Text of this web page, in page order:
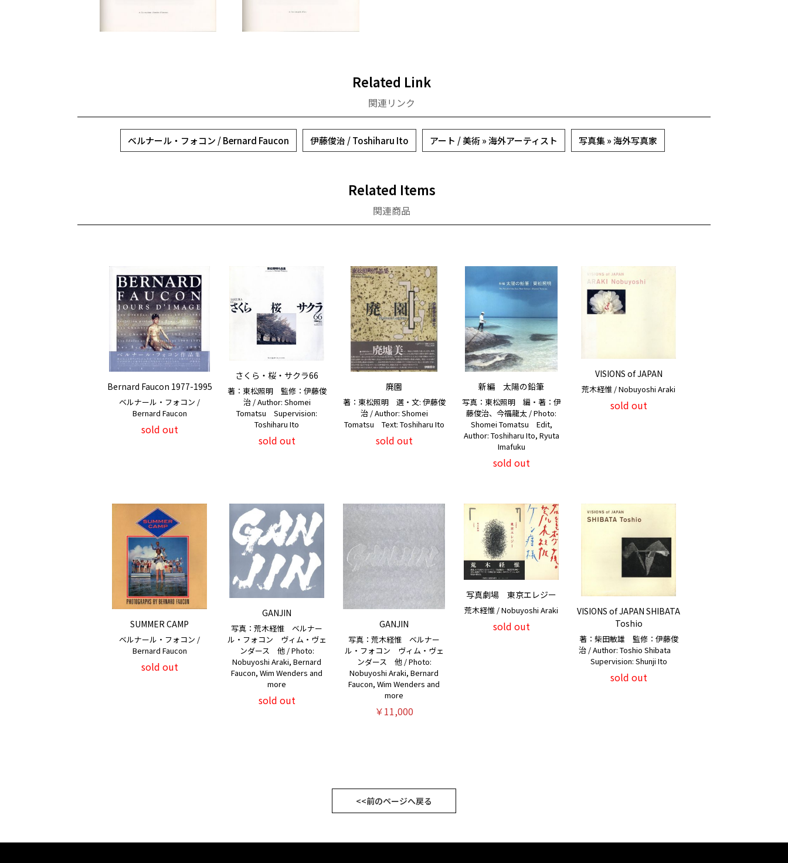
Related Link
関連リンク
ベルナール・フォコン / Bernard Faucon 伊藤俊治 / Toshiharu Ito アート / 美術 » 海外アーティスト 写真集 » 海外写真家
Related Items
関連商品
Bernard Faucon 1977-1995
ベルナール・フォコン /
Bernard Faucon
sold out
さくら・桜・サクラ66
著：東松照明 監修：伊藤俊
治 / Author: Shomei
Tomatsu Supervision:
Toshiharu Ito
sold out
廃園
著：東松照明 選・文: 伊藤俊
治 / Author: Shomei
Tomatsu Text: Toshiharu Ito
sold out
新編 太陽の鉛筆
写真：東松照明 編・著：伊
藤俊治、今福龍太 / Photo:
Shomei Tomatsu Edit,
Author: Toshiharu Ito, Ryuta
Imafuku
sold out
VISIONS of JAPAN
荒木経惟 / Nobuyoshi Araki
sold out
SUMMER CAMP
ベルナール・フォコン /
Bernard Faucon
sold out
GANJIN
写真：荒木経惟 ベルナー
ル・フォコン ヴィム・ヴェ
ンダース 他 / Photo:
Nobuyoshi Araki, Bernard
Faucon, Wim Wenders and
more
sold out
GANJIN
写真：荒木経惟 ベルナー
ル・フォコン ヴィム・ヴェ
ンダース 他 / Photo:
Nobuyoshi Araki, Bernard
Faucon, Wim Wenders and
more
￥11,000
写真劇場 東京エレジー
荒木経惟 / Nobuyoshi Araki
sold out
VISIONS of JAPAN SHIBATA
Toshio
著：柴田敏雄 監修：伊藤俊
治 / Author: Toshio Shibata
Supervision: Shunji Ito
sold out
<<前のページへ戻る